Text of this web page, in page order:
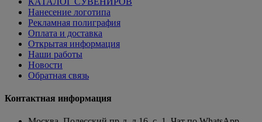
Нанесение логотипа
Рекламная полиграфия
Оплата и доставка
Открытая информация
Наши работы
Новости
Обратная связь
Контактная информация